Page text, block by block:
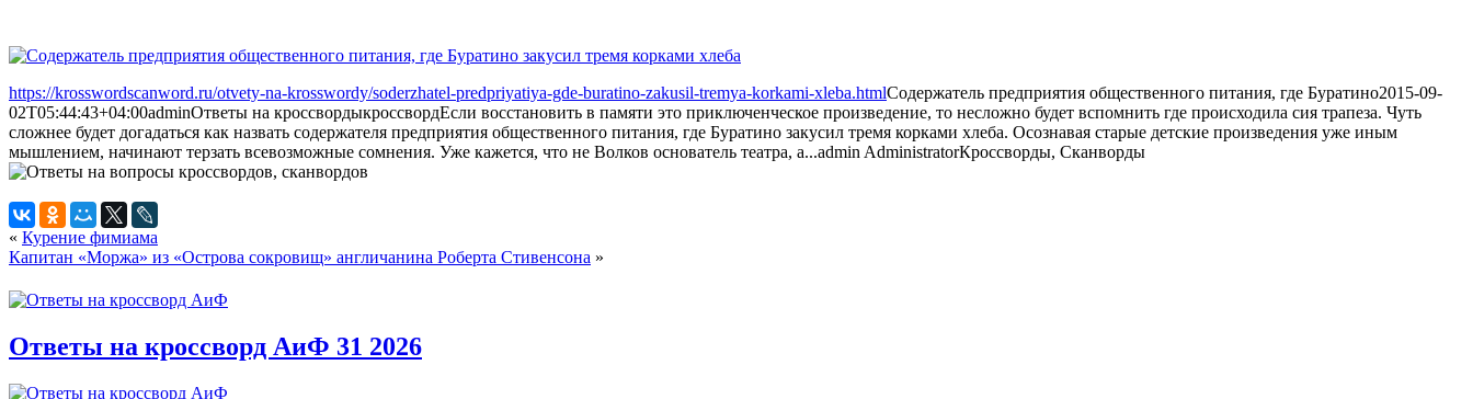
https://krosswordscanword.ru/otvety-na-krosswordy/soderzhatel-predpriyatiya-gde-buratino-zakusil-tremya-korkami-xleba.htmlСодержатель предприятия общественного питания, где Буратино2015-09-
02T05:44:43+04:00adminОтветы на кроссвордыкроссвордЕсли восстановить в памяти это приключенческое произведение, то несложно будет вспомнить где происходила сия трапеза. Чуть
сложнее будет догадаться как назвать содержателя предприятия общественного питания, где Буратино закусил тремя корками хлеба. Осознавая старые детские произведения уже иным
мышлением, начинают терзать всевозможные сомнения. Уже кажется, что не Волков основатель театра, а...admin AdministratorКроссворды, Сканворды
« Курение фимиама
Капитан «Моржа» из «Острова сокровищ» англичанина Роберта Стивенсона »
Ответы на кроссворд АиФ 31 2026